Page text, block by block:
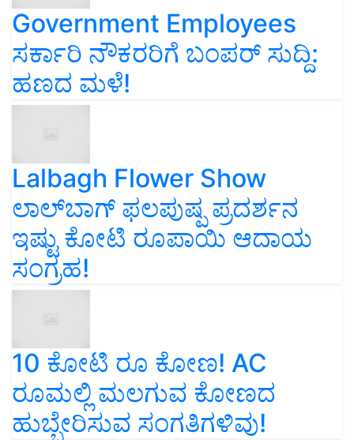
Government Employees
ಸರ್ಕಾರಿ ನೌಕರರಿಗೆ ಬಂಪರ್‌ ಸುದ್ದಿ:
ಹಣದ ಮಳೆ!
Lalbagh Flower Show
ಲಾಲ್‌ಬಾಗ್ ಫಲಪುಷ್ಪ ಪ್ರದರ್ಶನ
ಇಷ್ಟು ಕೋಟಿ ರೂಪಾಯಿ ಆದಾಯ
ಸಂಗ್ರಹ!
10 ಕೋಟಿ ರೂ ಕೋಣ! AC
ರೂಮಲ್ಲಿ ಮಲಗುವ ಕೋಣದ
ಹುಬ್ಬೇರಿಸುವ ಸಂಗತಿಗಳಿವು!